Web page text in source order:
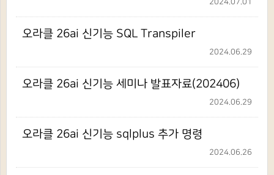
2024.07.01
오라클 26ai 신기능 SQL Transpiler
2024.06.29
오라클 26ai 신기능 세미나 발표자료(202406)
2024.06.29
오라클 26ai 신기능 sqlplus 추가 명령
2024.06.26